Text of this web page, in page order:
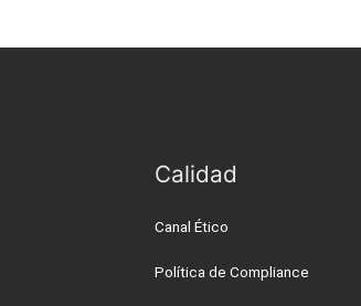
Calidad
Canal Ético
Política de Compliance